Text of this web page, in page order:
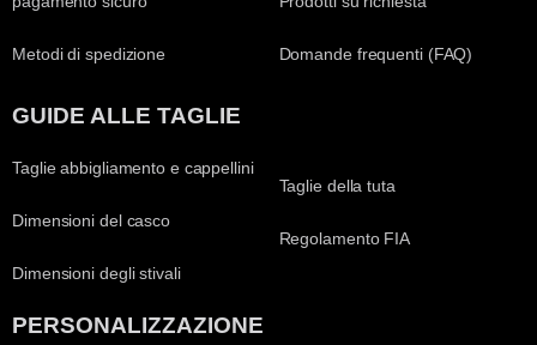
Metodi di spedizione Domande frequenti (FAQ)
GUIDE ALLE TAGLIE
Taglie abbigliamento e cappellini
Dimensioni del casco
Dimensioni degli stivali
Taglie della tuta
Regolamento FIA
PERSONALIZZAZIONE